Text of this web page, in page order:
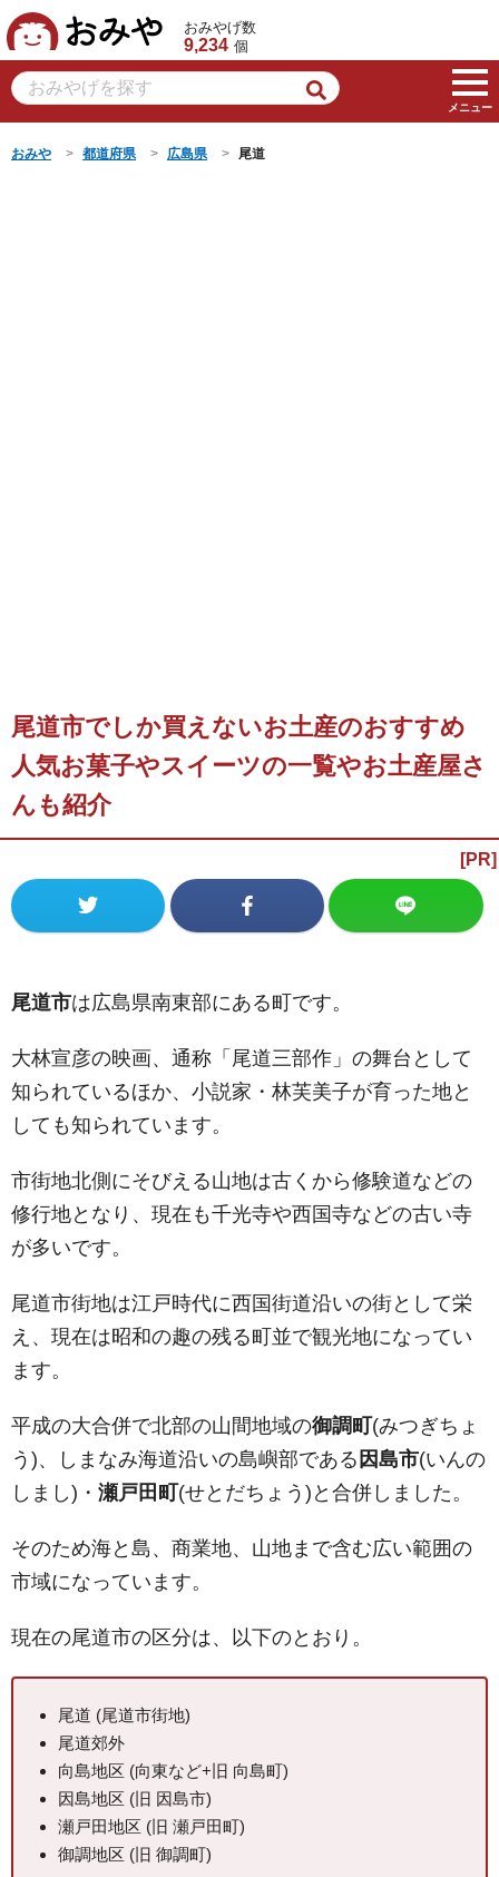
おみや
おみやげ数
9,234 個
メニュー
おみや 都道府県 広島県 尾道
尾道市でしか買えないお土産のおすすめ
人気お菓子やスイーツの一覧やお土産屋さ
んも紹介
尾道市は広島県南東部にある町です。
大林宣彦の映画、通称「尾道三部作」の舞台として
知られているほか、小説家・林芙美子が育った地と
しても知られています。
市街地北側にそびえる山地は古くから修験道などの
修行地となり、現在も千光寺や西国寺などの古い寺
が多いです。
尾道市街地は江戸時代に西国街道沿いの街として栄
え、現在は昭和の趣の残る町並で観光地になってい
ます。
平成の大合併で北部の山間地域の御調町 (みつぎちょ
う)、しまなみ海道沿いの島嶼部である 因島市(いんの
しまし)・ 瀬戸田町 (せとだちょう)と合併しました。
そのため海と島、商業地、山地まで含む広い範囲の
市域になっています。
現在の尾道市の区分は、以下のとおり。
尾道 (尾道市街地)
尾道郊外
向島地区 (向東など+旧 向島町)
因島地区 (旧 因島市)
瀬戸田地区 (旧 瀬戸田町)
御調地区 (旧 御調町)